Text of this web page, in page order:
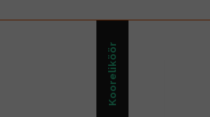
Kooreliköör